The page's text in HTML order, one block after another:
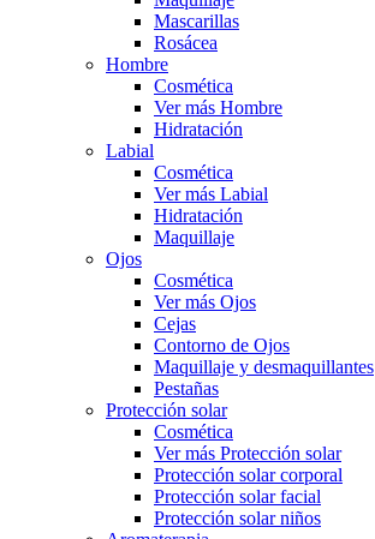
Mascarillas
Rosácea
Hombre
Cosmética
Ver más Hombre
Hidratación
Labial
Cosmética
Ver más Labial
Hidratación
Maquillaje
Ojos
Cosmética
Ver más Ojos
Cejas
Contorno de Ojos
Maquillaje y desmaquillantes
Pestañas
Protección solar
Cosmética
Ver más Protección solar
Protección solar corporal
Protección solar facial
Protección solar niños